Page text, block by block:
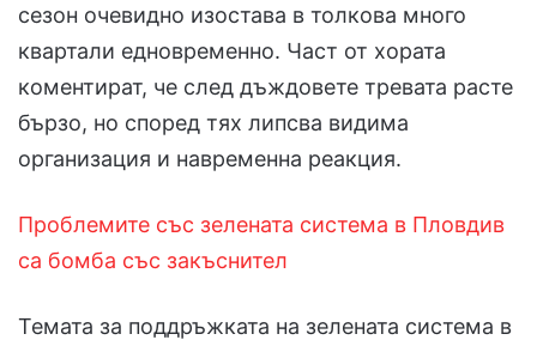
сезон очевидно изостава в толкова много
квартали едновременно. Част от хората
коментират, че след дъждовете тревата расте
бързо, но според тях липсва видима
организация и навременна реакция.
Проблемите със зелената система в Пловдив
са бомба със закъснител
Темата за поддръжката на зелената система в